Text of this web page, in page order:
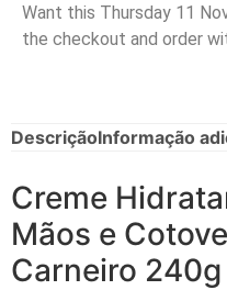
Want this Thursday 11
the checkout and order
DescriçãoInformação
Creme
Mãos e
Carneiro